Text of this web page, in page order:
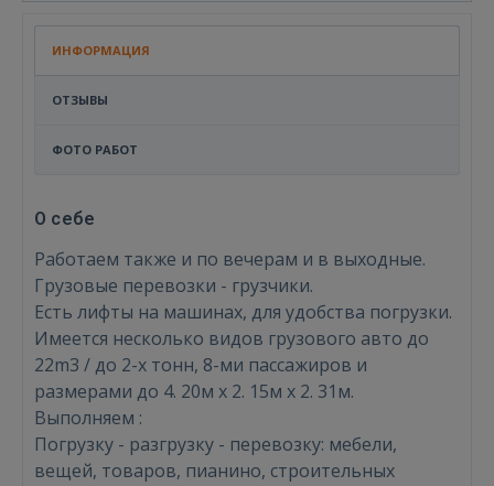
ИНФОРМАЦИЯ
ОТЗЫВЫ
ФОТО РАБОТ
О себе
Работаем также и по вечерам и в выходные.
Грузовые перевозки - грузчики.
Есть лифты на машинах, для удобства погрузки.
Имеется несколько видов грузового авто до
22m3 / до 2-х тонн, 8-ми пассажиров и
размерами до 4. 20м х 2. 15м х 2. 31м.
Выполняем :
Погрузку - разгрузку - перевозку: мебели,
вещей, товаров, пианино, строительных